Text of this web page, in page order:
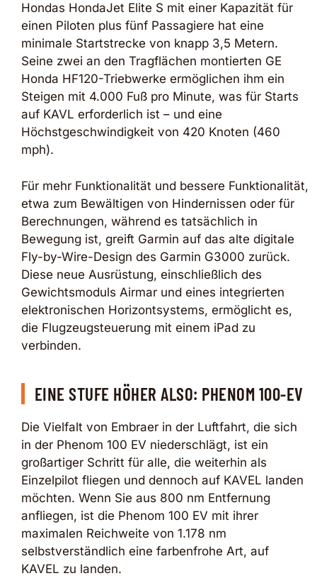
Hondas HondaJet Elite S mit einer Kapazität für
einen Piloten plus fünf Passagiere hat eine
minimale Startstrecke von knapp 3,5 Metern.
Seine zwei an den Tragflächen montierten GE
Honda HF120-Triebwerke ermöglichen ihm ein
Steigen mit 4.000 Fuß pro Minute, was für Starts
auf KAVL erforderlich ist – und eine
Höchstgeschwindigkeit von 420 Knoten (460
mph).
Für mehr Funktionalität und bessere Funktionalität,
etwa zum Bewältigen von Hindernissen oder für
Berechnungen, während es tatsächlich in
Bewegung ist, greift Garmin auf das alte digitale
Fly-by-Wire-Design des Garmin G3000 zurück.
Diese neue Ausrüstung, einschließlich des
Gewichtsmoduls Airmar und eines integrierten
elektronischen Horizontsystems, ermöglicht es,
die Flugzeugsteuerung mit einem iPad zu
verbinden.
EINE STUFE HÖHER ALSO: PHENOM 100-EV
Die Vielfalt von Embraer in der Luftfahrt, die sich
in der Phenom 100 EV niederschlägt, ist ein
großartiger Schritt für alle, die weiterhin als
Einzelpilot fliegen und dennoch auf KAVEL landen
möchten. Wenn Sie aus 800 nm Entfernung
anfliegen, ist die Phenom 100 EV mit ihrer
maximalen Reichweite von 1.178 nm
selbstverständlich eine farbenfrohe Art, auf
KAVEL zu landen.